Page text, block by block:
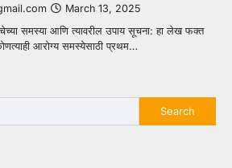
March 13, 2025
समस्या आणि त्यावरील उपाय सूचना: हा लेख फक्त
आरोग्य समस्येसाठी प्रथम…
Search